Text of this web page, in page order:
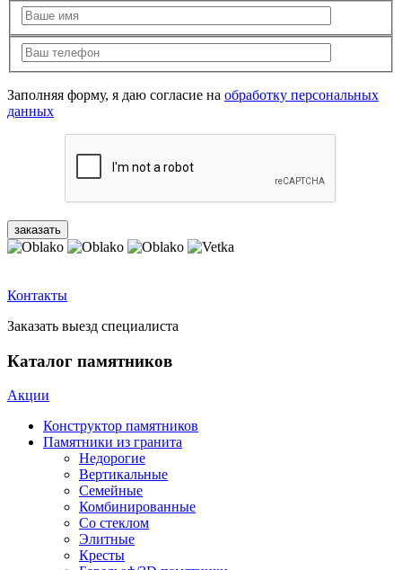
Заполняя форму, я даю согласие на обработку персональных
данных
Контакты
Заказать выезд специалиста
Каталог памятников
Акции
Конструктор памятников
Памятники из гранита
Недорогие
Вертикальные
Семейные
Комбинированные
Со стеклом
Элитные
Кресты